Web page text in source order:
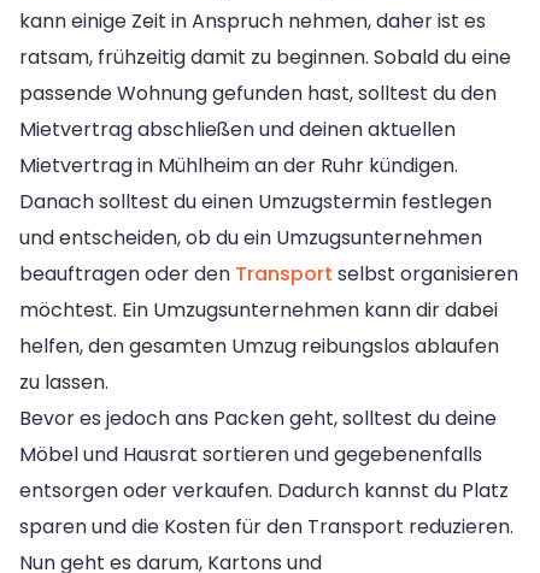
kann einige Zeit in Anspruch nehmen, daher ist es
ratsam, frühzeitig damit zu beginnen. Sobald du eine
passende Wohnung gefunden hast, solltest du den
Mietvertrag abschließen und deinen aktuellen
Mietvertrag in Mühlheim an der Ruhr kündigen.
Danach solltest du einen Umzugstermin festlegen
und entscheiden, ob du ein Umzugsunternehmen
beauftragen oder den Transport selbst organisieren
möchtest. Ein Umzugsunternehmen kann dir dabei
helfen, den gesamten Umzug reibungslos ablaufen
zu lassen.
Bevor es jedoch ans Packen geht, solltest du deine
Möbel und Hausrat sortieren und gegebenenfalls
entsorgen oder verkaufen. Dadurch kannst du Platz
sparen und die Kosten für den Transport reduzieren.
Nun geht es darum, Kartons und